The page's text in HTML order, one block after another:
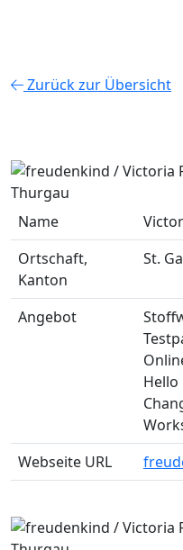
Zurück zur Übersicht
Name
Ortschaft,
Kanton
St.
Angebot
Hello
Webseite URL